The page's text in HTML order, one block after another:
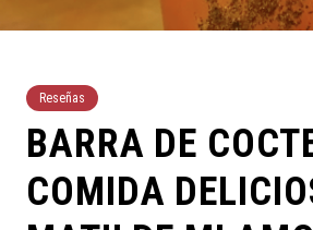
Reseñas
BARRA DE
COMIDA